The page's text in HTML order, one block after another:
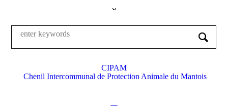
CIPAM
Chenil Intercommunal de Protection Animale du Mantois